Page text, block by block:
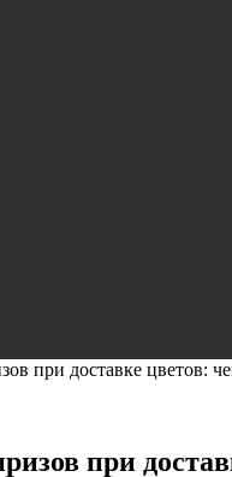
при доставке цветов:
при